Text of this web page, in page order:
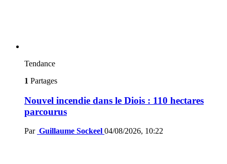
Tendance
1 Partages
Nouvel incendie dans le Diois : 110 hectares
parcourus
Par Guillaume Sockeel 04/08/2026, 10:22